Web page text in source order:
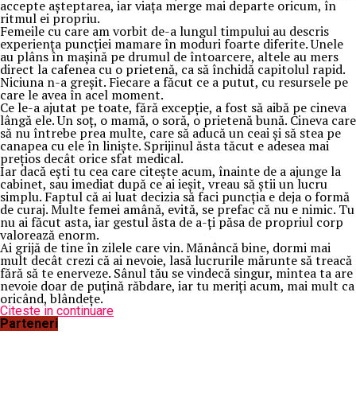
accepte așteptarea, iar viața merge mai departe oricum, în
ritmul ei propriu.
Femeile cu care am vorbit de-a lungul timpului au descris
experiența puncției mamare în moduri foarte diferite. Unele
au plâns în mașină pe drumul de întoarcere, altele au mers
direct la cafenea cu o prietenă, ca să închidă capitolul rapid.
Niciuna n-a greșit. Fiecare a făcut ce a putut, cu resursele pe
care le avea în acel moment.
Ce le-a ajutat pe toate, fără excepție, a fost să aibă pe cineva
lângă ele. Un soț, o mamă, o soră, o prietenă bună. Cineva care
să nu întrebe prea multe, care să aducă un ceai și să stea pe
canapea cu ele în liniște. Sprijinul ăsta tăcut e adesea mai
prețios decât orice sfat medical.
Iar dacă ești tu cea care citește acum, înainte de a ajunge la
cabinet, sau imediat după ce ai ieșit, vreau să știi un lucru
simplu. Faptul că ai luat decizia să faci puncția e deja o formă
de curaj. Multe femei amână, evită, se prefac că nu e nimic. Tu
nu ai făcut asta, iar gestul ăsta de a-ți păsa de propriul corp
valorează enorm.
Ai grijă de tine în zilele care vin. Mănâncă bine, dormi mai
mult decât crezi că ai nevoie, lasă lucrurile mărunte să treacă
fără să te enerveze. Sânul tău se vindecă singur, mintea ta are
nevoie doar de puțină răbdare, iar tu meriți acum, mai mult ca
oricând, blândețe.
Citeste in continuare
Parteneri